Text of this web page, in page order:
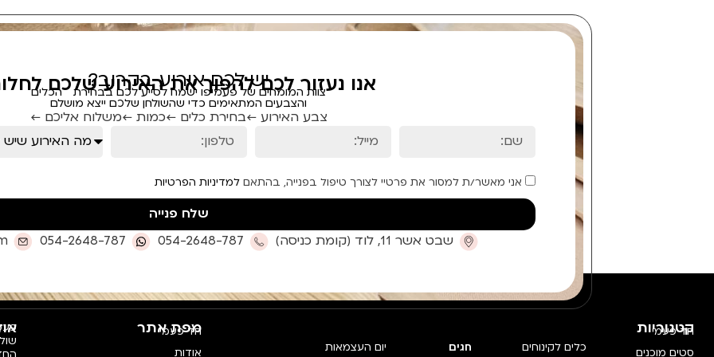
יש לכם אירוע בקרוב?
אנו נעזור לכם להפוך את האירוע שלכם
צוות המומחים של פעמיפו ישמח לסייע לכם בבחירת הכלים
והצבעים המתאימים כדי שהשולחן שלכם ייצא מושלם
צבע האירוע ←בחירת כלים ←כמות ←משלוח אליכם ←
אני מאשר/ת למסור את פרטיי לצורך טיפול בפנייה, בהתאםלמדיניות הפרטיות
שלח פנייה
שבט אשר 11, לוד (קומת כניסה)
054-2648-787
054-2648-787
קטגוריות
חד פעמי
סטים מוכנים
כלים לקינוחים חגים יום העצמאות
מפת אתר
חד פעמי
אודות